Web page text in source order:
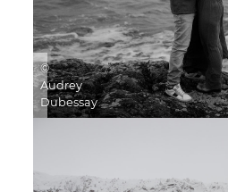
©
Audrey
Dubessay